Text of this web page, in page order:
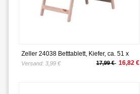
Zeller 24038 Betttablett, Kiefer, ca. 51 x
32 x 25 cm
Versand: 3,99 € 17,99 € 16,82 €